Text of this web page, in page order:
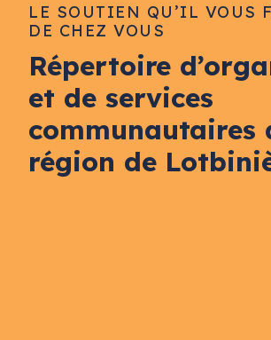
LE SOUTIEN QU’IL VOUS
DE CHEZ VOUS
Répertoire
et de services
communautaires
région de